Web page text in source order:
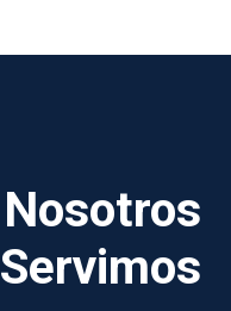
Nosotros
Servimos